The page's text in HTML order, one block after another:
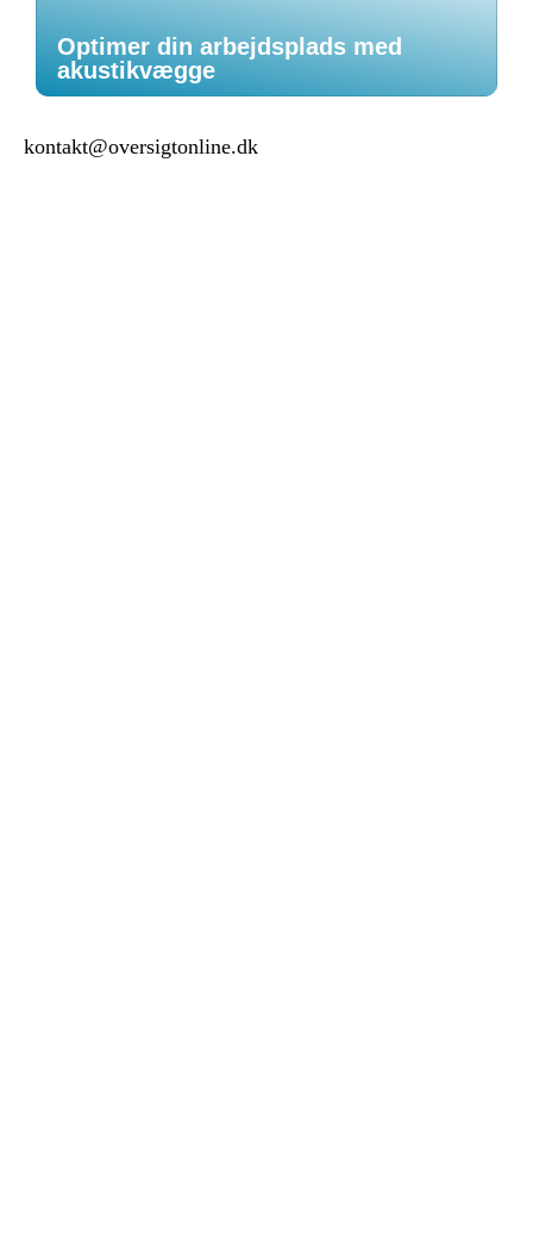
Optimer din arbejdsplads med
akustikvægge
kontakt@oversigtonline.dk